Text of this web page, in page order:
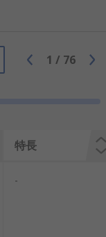
1 / 76
特長
-